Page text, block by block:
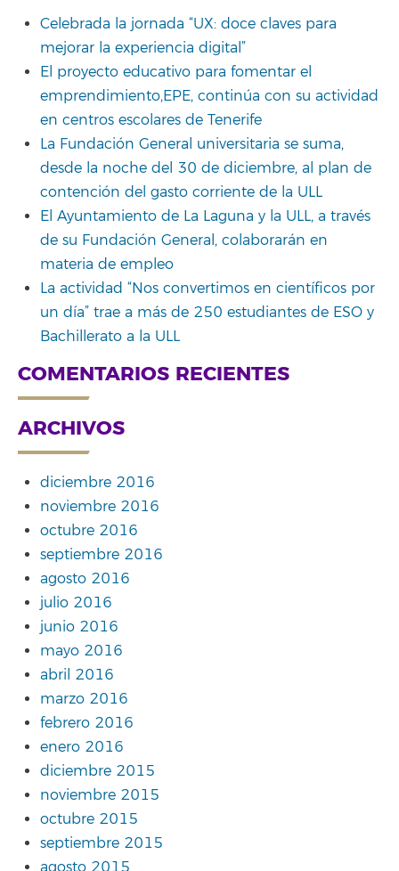
Celebrada la jornada “UX: doce claves para
mejorar la experiencia digital”
El proyecto educativo para fomentar el
emprendimiento,EPE, continúa con su actividad
en centros escolares de Tenerife
La Fundación General universitaria se suma,
desde la noche del 30 de diciembre, al plan de
contención del gasto corriente de la ULL
El Ayuntamiento de La Laguna y la ULL, a través
de su Fundación General, colaborarán en
materia de empleo
La actividad “Nos convertimos en científicos por
un día” trae a más de 250 estudiantes de ESO y
Bachillerato a la ULL
COMENTARIOS RECIENTES
ARCHIVOS
diciembre 2016
noviembre 2016
octubre 2016
septiembre 2016
agosto 2016
julio 2016
junio 2016
mayo 2016
abril 2016
marzo 2016
febrero 2016
enero 2016
diciembre 2015
noviembre 2015
octubre 2015
septiembre 2015
agosto 2015